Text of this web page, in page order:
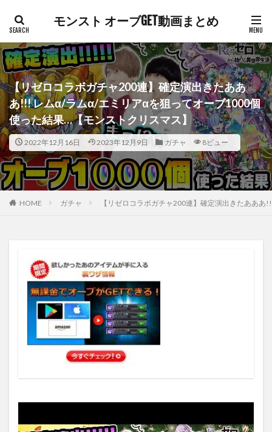
モンスト オーブGET動画まとめ
【リゼロコラボガチャ200連】確定演出きたああ
あ!!! レムα/ラムα/エミリアαを狙ってオーブ1000個
使った結果…【モンストクリスマス】
2022年12月16日 2023年12月9日 ガチャ 8ビュー
HOME ガチャ 【リゼロコラボガチャ200連】確定演出きたああ